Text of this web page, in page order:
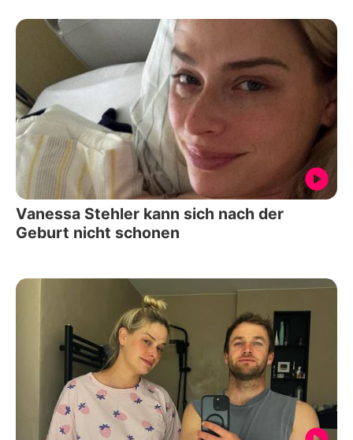
Vanessa Stehler kann sich nach der
Geburt nicht schonen